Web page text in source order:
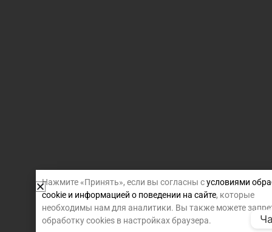
Нажмите «Принять», если вы согласны сусловиями
cookie и информацией о поведении на сайте, которые
необходимы нам для аналитики. Вы также можете
обработку cookies в настройках браузера.